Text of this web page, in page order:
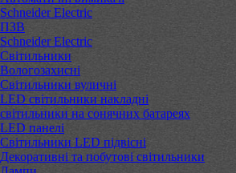
Schneider Electric
ПЗВ
Schneider Electric
Світильники
Вологозахисні
Світильники вуличні
LED світильники накладні
світильники на сонячних батареях
LED панелі
Світильники LED підвісні
Декоративні та побутові світильники